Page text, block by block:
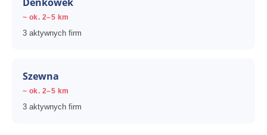
~ ok. 2–5 km
3 aktywnych firm
Szewna
~ ok. 2–5 km
3 aktywnych firm